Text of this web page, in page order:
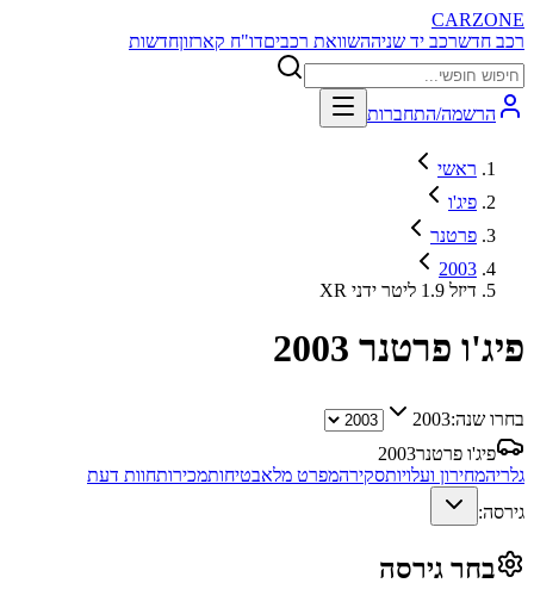
CARZONE
רכב חדשרכב יד שניההשוואת רכביםדו"ח קארזוןחדשות
הרשמה/התחברות
ראשי
פיג'ו
פרטנר
2003
XR דיזל 1.9 ליטר ידני
פיג'ו פרטנר 2003
בחרו שנה:2003
פיג'ו פרטנר2003
גלריהמחירון ועלויותסקירהמפרט מלאבטיחותמכירותחוות דעת
גירסה:
בחר גירסה